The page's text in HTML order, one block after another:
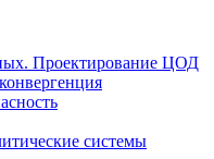
Проектирование ЦОД
системы